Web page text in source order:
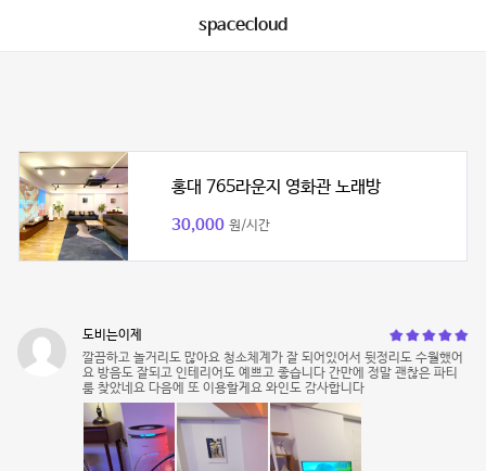
spacecloud
홍대 765라운지 영화관 노래방
30,000 원/시간
도비는이제
깔끔하고 놀거리도 많아요 청소체계가 잘 되어있어서 뒷정리도 수월했어
요 방음도 잘되고 인테리어도 예쁘고 좋습니다 간만에 정말 괜찮은 파티
룸 찾았네요 다음에 또 이용할게요 와인도 감사합니다